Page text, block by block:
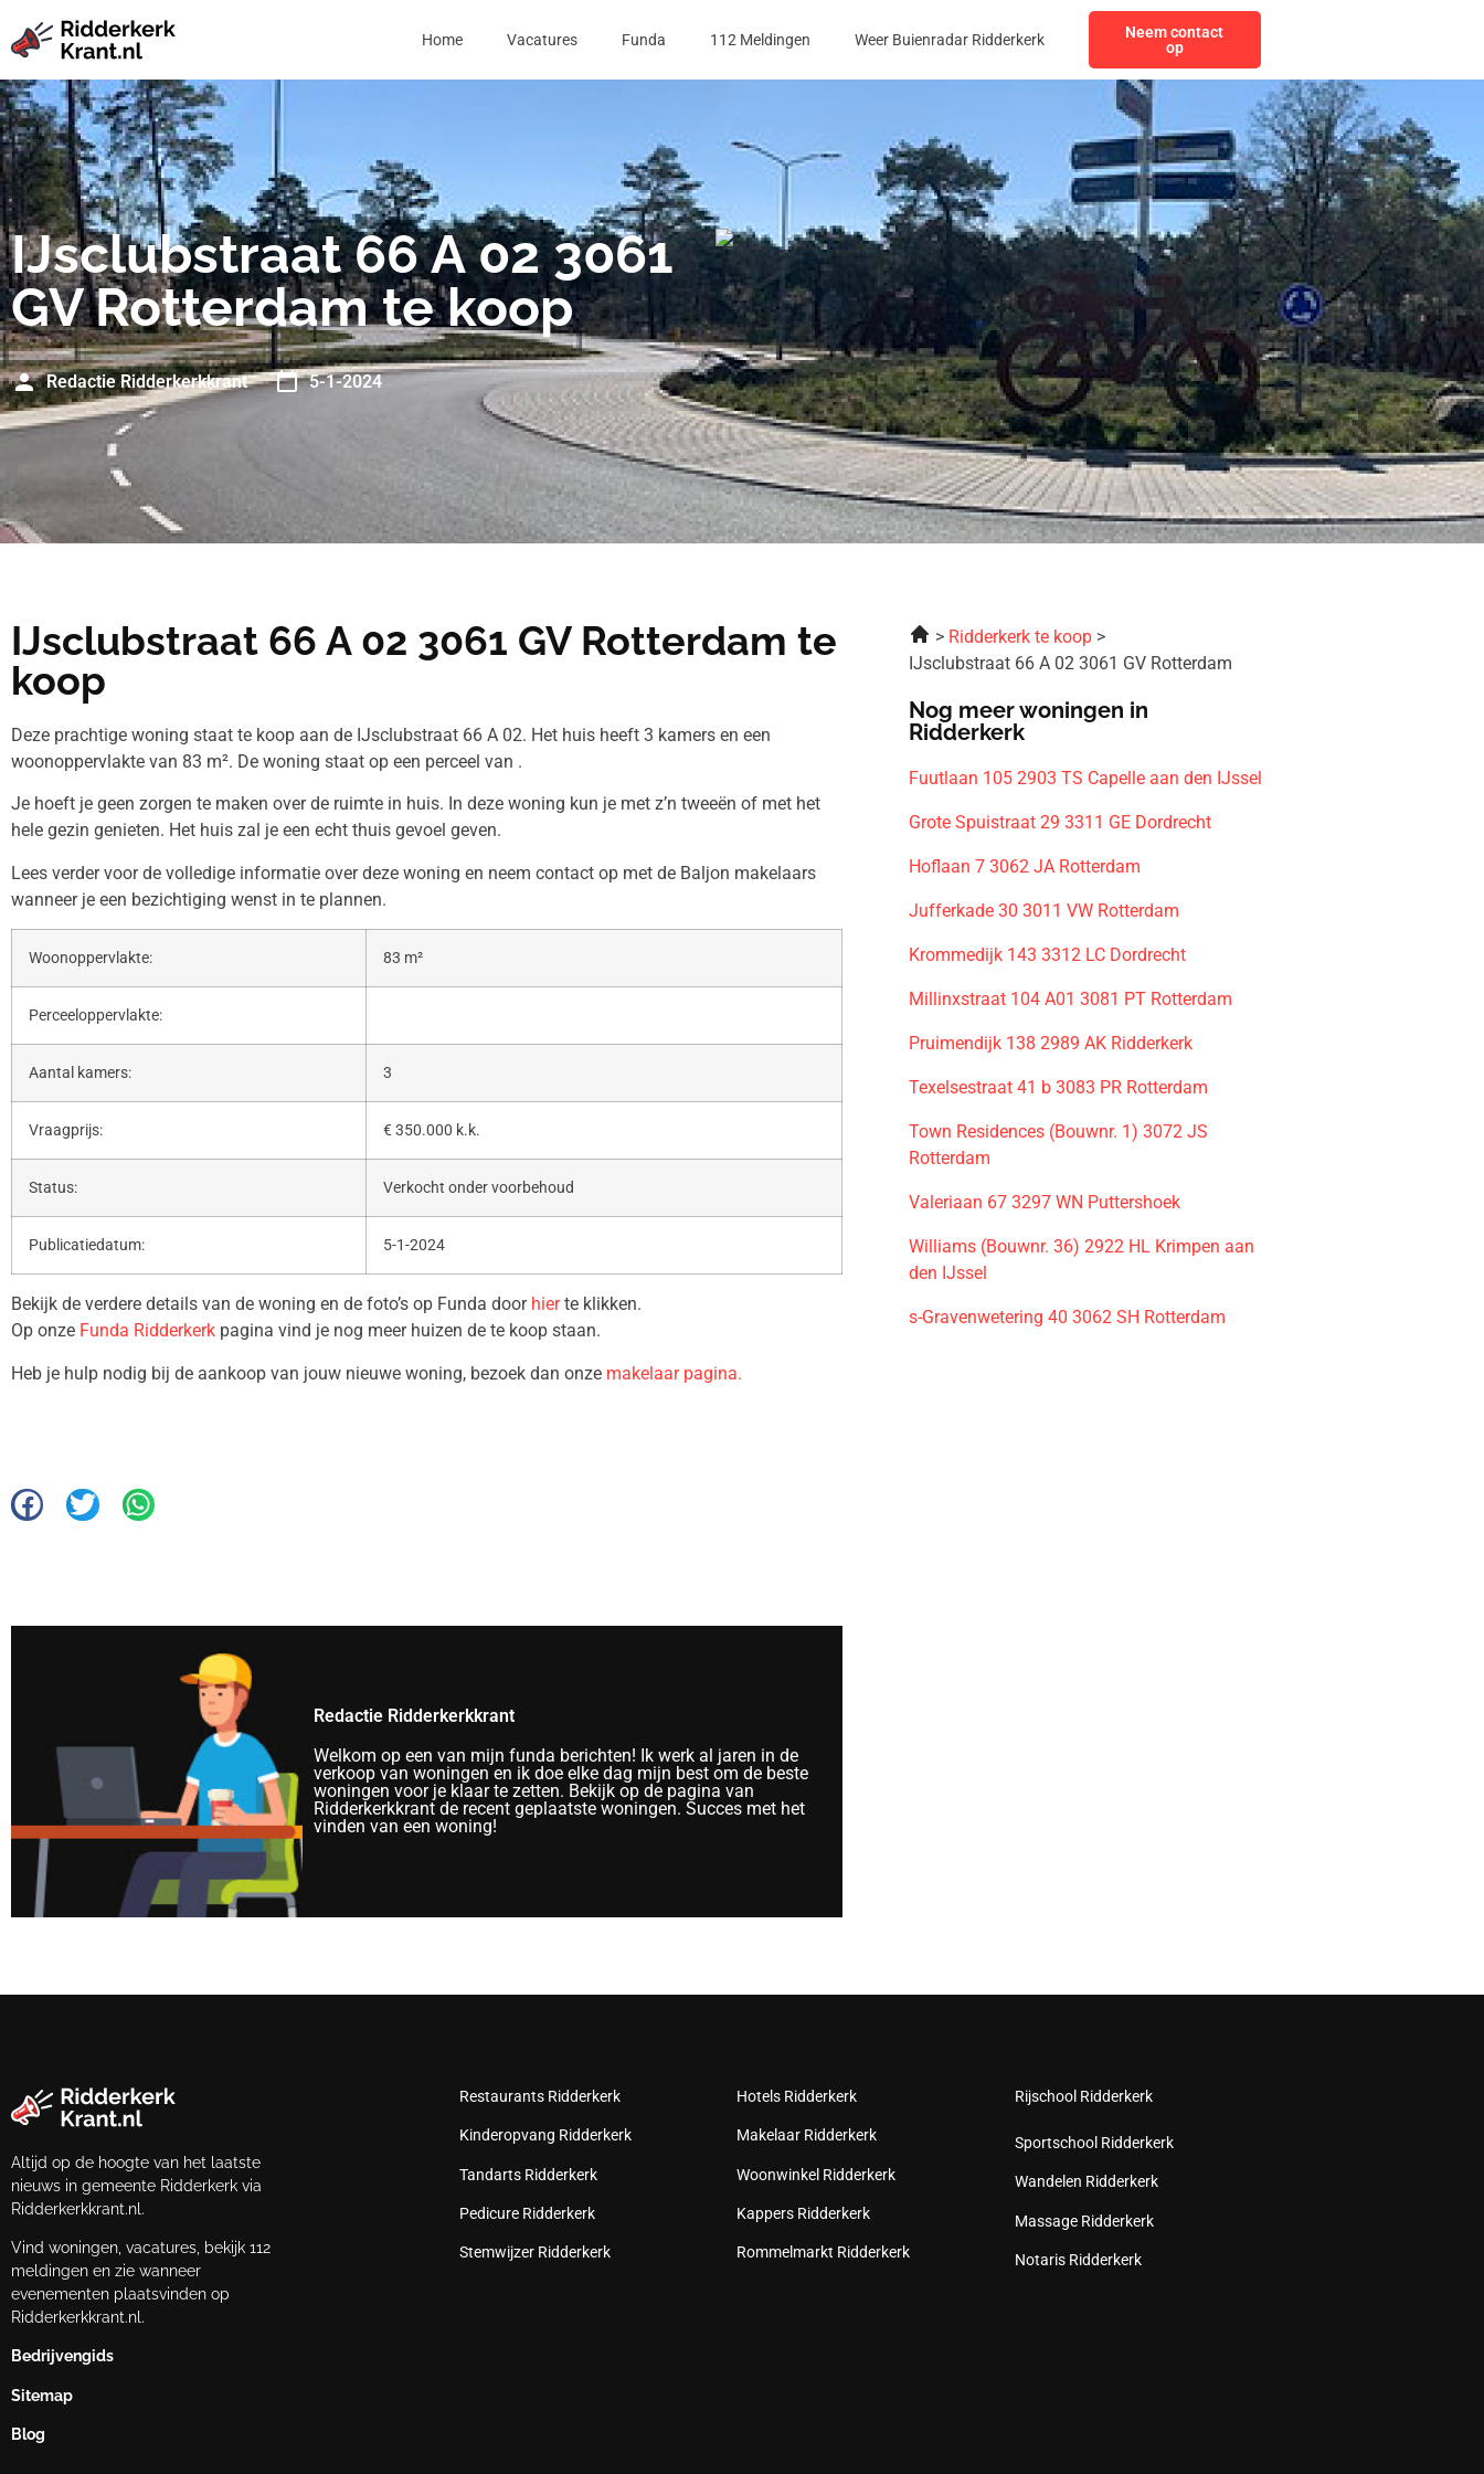
Home Vacatures Funda 112 Meldingen Weer Buienradar Ridderkerk
Neem contact
op
IJsclubstraat 66 A 02 3061
GV Rotterdam te koop
Redactie Ridderkerkkrant 5-1-2024
IJsclubstraat 66 A 02 3061 GV Rotterdam te
koop
Deze prachtige woning staat te koop aan de IJsclubstraat 66 A 02. Het huis heeft 3 kamers en een
woonoppervlakte van 83 m². De woning staat op een perceel van .
Je hoeft je geen zorgen te maken over de ruimte in huis. In deze woning kun je met z’n tweeën of met het
hele gezin genieten. Het huis zal je een echt thuis gevoel geven.
Lees verder voor de volledige informatie over deze woning en neem contact op met de Baljon makelaars
wanneer je een bezichtiging wenst in te plannen.
Woonoppervlakte: 83 m²
Perceeloppervlakte:
Aantal kamers: 3
Vraagprijs: € 350.000 k.k.
Status: Verkocht onder voorbehoud
Publicatiedatum: 5-1-2024
Bekijk de verdere details van de woning en de foto’s op Funda door hierte klikken.
Op onze Funda Ridderkerk pagina vind je nog meer huizen de te koop staan.
Heb je hulp nodig bij de aankoop van jouw nieuwe woning, bezoek dan onze makelaar pagina.
Redactie Ridderkerkkrant
Welkom op een van mijn funda berichten! Ik werk al jaren in de
verkoop van woningen en ik doe elke dag mijn best om de beste
woningen voor je klaar te zetten. Bekijk op de pagina van
Ridderkerkkrant de recent geplaatste woningen. Succes met het
vinden van een woning!
Ridderkerk te koop
IJsclubstraat 66 A 02 3061 GV Rotterdam
Nog meer woningen in
Ridderkerk
Fuutlaan 105 2903 TS Capelle aan den IJssel
Grote Spuistraat 29 3311 GE Dordrecht
Hoflaan 7 3062 JA Rotterdam
Jufferkade 30 3011 VW Rotterdam
Krommedijk 143 3312 LC Dordrecht
Millinxstraat 104 A01 3081 PT Rotterdam
Pruimendijk 138 2989 AK Ridderkerk
Texelsestraat 41 b 3083 PR Rotterdam
Town Residences (Bouwnr. 1) 3072 JS
Rotterdam
Valeriaan 67 3297 WN Puttershoek
Williams (Bouwnr. 36) 2922 HL Krimpen aan
den IJssel
s-Gravenwetering 40 3062 SH Rotterdam
Altijd op de hoogte van het laatste
nieuws in gemeente Ridderkerk via
Ridderkerkkrant.nl.
Vind woningen, vacatures, bekijk 112
meldingen en zie wanneer
evenementen plaatsvinden op
Ridderkerkkrant.nl.
Bedrijvengids
Sitemap
Blog
Restaurants Ridderkerk
Kinderopvang Ridderkerk
Tandarts Ridderkerk
Pedicure Ridderkerk
Stemwijzer Ridderkerk
Hotels Ridderkerk
Makelaar Ridderkerk
Woonwinkel Ridderkerk
Kappers Ridderkerk
Rommelmarkt Ridderkerk
Rijschool Ridderkerk
Sportschool Ridderkerk
Wandelen Ridderkerk
Massage Ridderkerk
Notaris Ridderkerk